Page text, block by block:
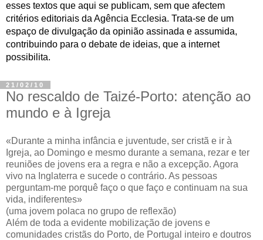
esses textos que aqui se publicam, sem que afectem
critérios editoriais da Agência Ecclesia. Trata-se de um
espaço de divulgação da opinião assinada e assumida,
contribuindo para o debate de ideias, que a internet
possibilita.
21/02/10
No rescaldo de Taizé-Porto: atenção ao
mundo e à Igreja
«Durante a minha infância e juventude, ser cristã e ir à
Igreja, ao Domingo e mesmo durante a semana, rezar e ter
reuniões de jovens era a regra e não a excepção. Agora
vivo na Inglaterra e sucede o contrário. As pessoas
perguntam-me porquê faço o que faço e continuam na sua
vida, indiferentes»
(uma jovem polaca no grupo de reflexão)
Além de toda a evidente mobilização de jovens e
comunidades cristãs do Porto, de Portugal inteiro e doutros